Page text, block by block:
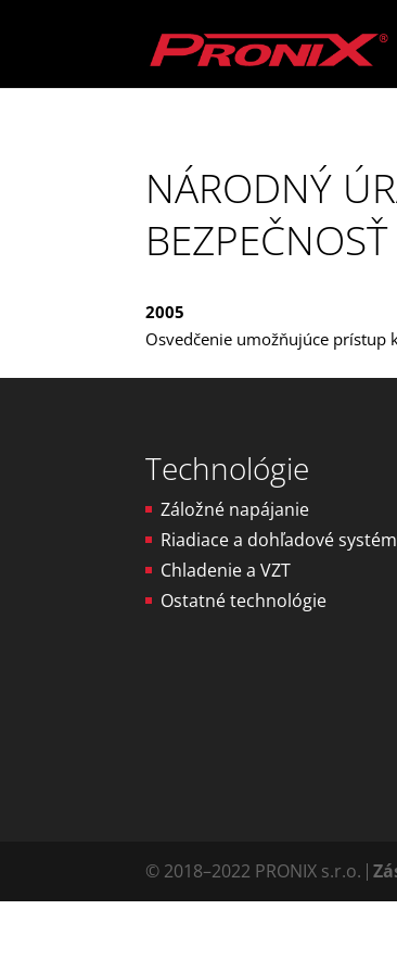
NÁRODNÝ
BEZPEČNOSŤ
2005
Osvedčenie umožňujúce prístup
Technológie
Záložné napájanie
Riadiace a dohľadové
Chladenie a VZT
Ostatné technológie
© 2018–2022 PRONIX s.r.o.